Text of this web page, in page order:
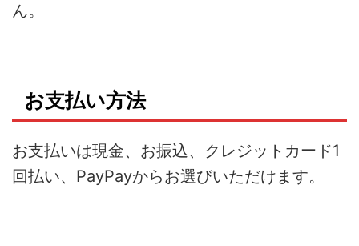
ん。
お支払い方法
お支払いは現金、お振込、クレジットカード1
回払い、PayPayからお選びいただけます。